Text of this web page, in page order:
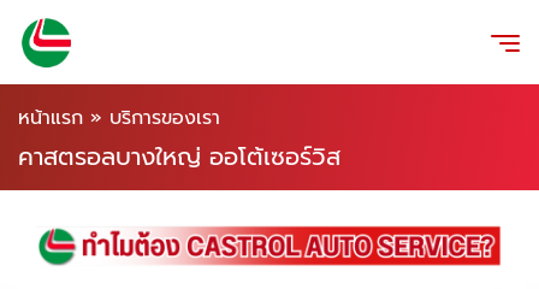
หน้าแรก » บริการของเรา
คาสตรอลบางใหญ่ ออโต้เซอร์วิส